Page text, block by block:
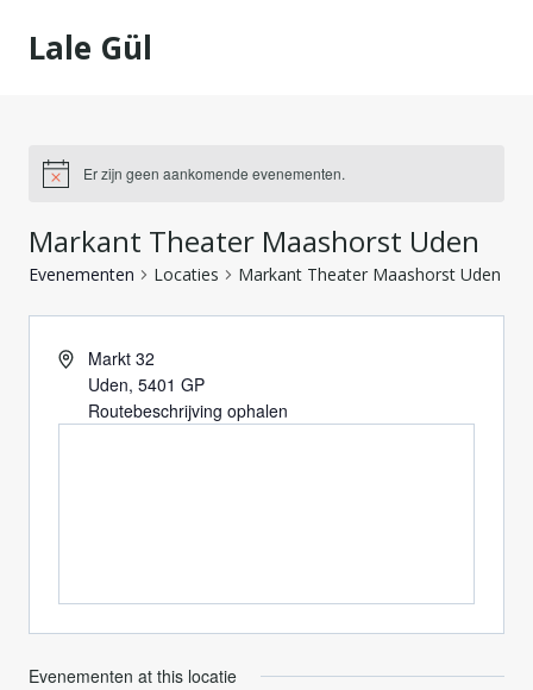
naarLale Gül
Er zijn geen aankomende evenementen.
Markant Theater Maashorst Uden
Evenementen Locaties Markant Theater Maashorst Uden
Markt 32
Uden, 5401 GP
Routebeschrijving ophalen
Evenementen at this locatie